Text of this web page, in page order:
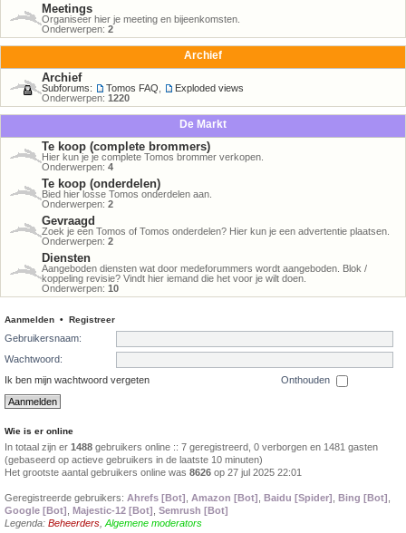
Meetings
Organiseer hier je meeting en bijeenkomsten.
Onderwerpen: 2
Archief
Archief
Subforums: Tomos FAQ
Exploded views
Onderwerpen: 1220
De Markt
Te koop (complete brommers)
Hier kun je je complete Tomos brommer verkopen.
Onderwerpen: 4
Te koop (onderdelen)
Bied hier losse Tomos onderdelen aan.
Onderwerpen: 2
Gevraagd
Zoek je een Tomos of Tomos onderdelen? Hier kun je een advertentie plaatsen.
Onderwerpen: 2
Diensten
Aangeboden diensten wat door medeforummers wordt aangeboden. Blok /
koppeling revisie? Vindt hier iemand die het voor je wilt doen.
Onderwerpen: 10
Aanmelden • Registreer
Gebruikersnaam:
Wachtwoord:
Ik ben mijn wachtwoord vergeten
Onthouden
Wie is er online
In totaal zijn er 1488 gebruikers online :: 7 geregistreerd, 0 verborgen en 1481 gasten
(gebaseerd op actieve gebruikers in de laatste 10 minuten)
Het grootste aantal gebruikers online was 8626 op 27 jul 2025 22:01
Geregistreerde gebruikers: Ahrefs [Bot] Amazon [Bot] Baidu [Spider] Bing [Bot]
Google [Bot] Majestic-12 [Bot] Semrush [Bot]
Legenda: Beheerders Algemene moderators